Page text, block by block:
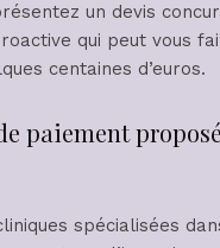
un devis
qui peut vous
centaines d’euros.
paiement
spécialisées